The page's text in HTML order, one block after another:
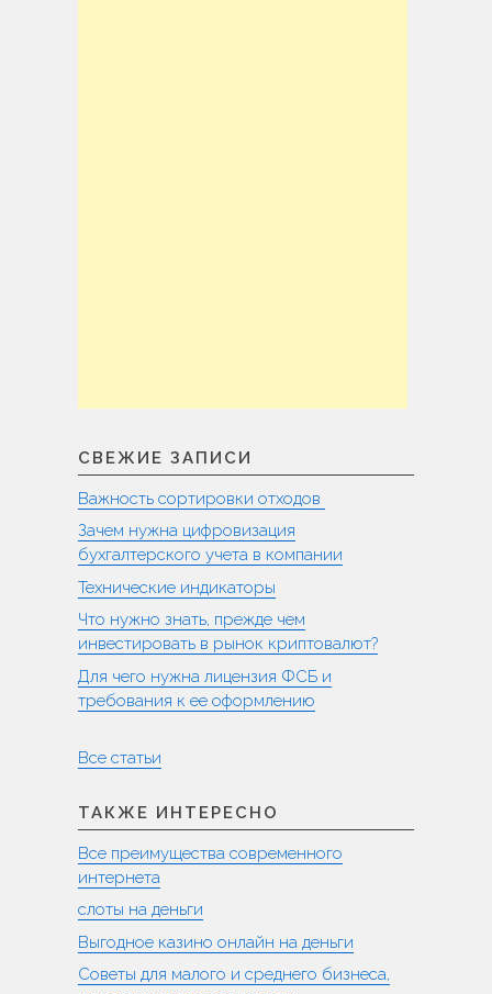
СВЕЖИЕ ЗАПИСИ
Важность сортировки отходов
Зачем нужна цифровизация
бухгалтерского учета в компании
Технические индикаторы
Что нужно знать, прежде чем
инвестировать в рынок криптовалют?
Для чего нужна лицензия ФСБ и
требования к ее оформлению
Все статьи
ТАКЖЕ ИНТЕРЕСНО
Все преимущества современного
интернета
слоты на деньги
Выгодное казино онлайн на деньги
Советы для малого и среднего бизнеса,